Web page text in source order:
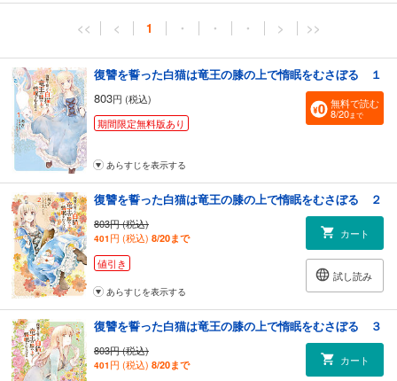
<< < 1 ・ ・ ・ > >>
復讐を誓った白猫は竜王の膝の上で惰眠をむさぼる １
803円 (税込)
期間限定無料版あり
無料で読む
8/20まで
あらすじを表示する
復讐を誓った白猫は竜王の膝の上で惰眠をむさぼる ２
803円 (税込)
401 円 (税込) 8/20まで
値引き
カート
試し読み
あらすじを表示する
復讐を誓った白猫は竜王の膝の上で惰眠をむさぼる ３
803円 (税込)
401 円 (税込) 8/20まで カート